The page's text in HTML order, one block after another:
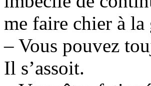
me faire chier à la
– Vous pouvez
Il s’assoit.